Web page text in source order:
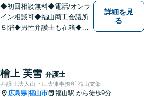
◆初回相談無料◆電話/オンラ
イン相談可◆福山商工会議所
５階◆男性弁護士も在籍◆離
ど。話しにくいことも安心し
てご相談ください。あなたの
気持ちに寄り添い、丁寧にお
詳細を見
る
檜上 芙雪 弁護士
弁護士法人山下江法律事務所 福山支部
広島県|福山市 福山駅 から徒歩9分